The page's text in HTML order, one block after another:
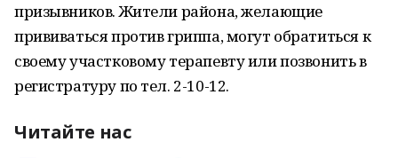
призывников. Жители района, желающие
прививаться против гриппа, могут обратиться к
своему участковому терапевту или позвонить в
регистратуру по тел. 2-10-12.
Читайте нас